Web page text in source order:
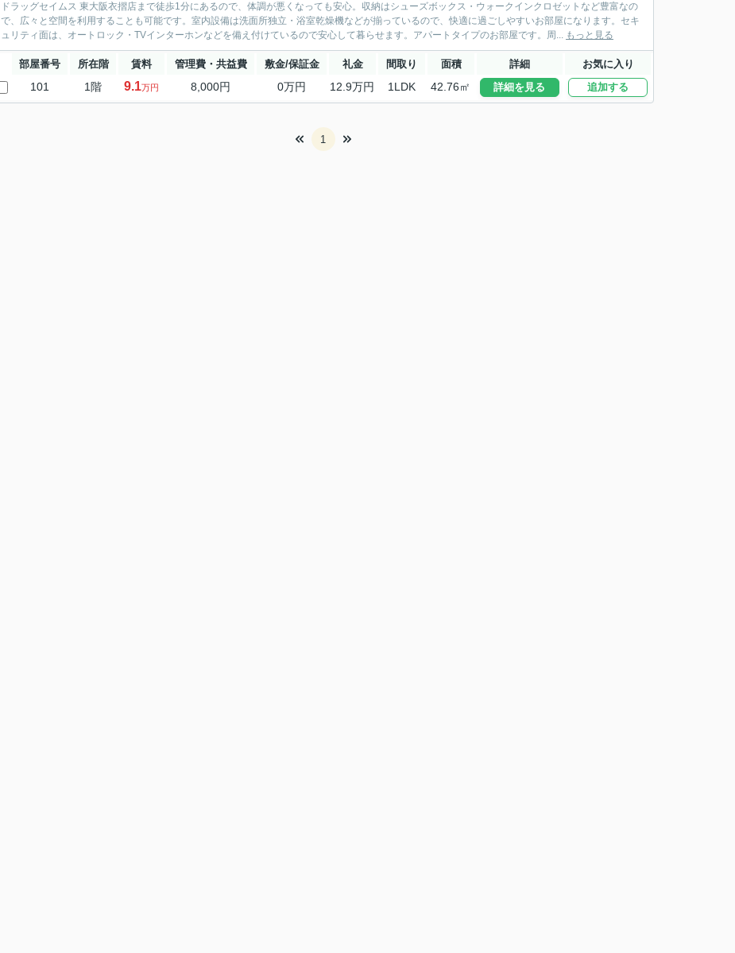
ドラッグセイムス 東大阪衣摺店まで徒歩1分にあるので、体調が悪くなっても安心。収納はシューズボックス・ウォークインクロゼットなど豊富なの
で、広々と空間を利用することも可能です。室内設備は洗面所独立・浴室乾燥機などが揃っているので、快適に過ごしやすいお部屋になります。セキ
ュリティ面は、オートロック・TVインターホンなどを備え付けているので安心して暮らせます。アパートタイプのお部屋です。周... もっと見る
部屋番号 所在階 賃料 管理費・共益費 敷金/保証金 礼金 間取り 面積 詳細 お気に入り
101 1階 9.1万円 8,000円 0万円 12.9万円 1LDK 42.76㎡ 詳細を見る 追加する
1